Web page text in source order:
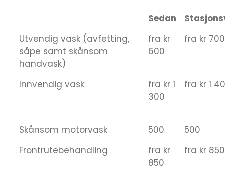
Sedan
Utvendig vask (avfetting,
såpe samt skånsom
handvask)
fra kr
600
fra kr 700
Innvendig vask
fra kr 1
300
fra kr 1
Skånsom motorvask 500
500
Frontrutebehandling
fra kr
850
fra kr 850